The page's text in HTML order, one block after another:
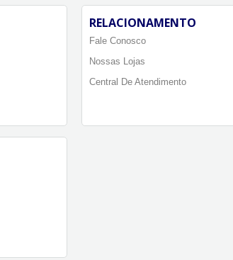
RELACIONAMENTO
Fale Conosco
Nossas Lojas
Central De Atendimento